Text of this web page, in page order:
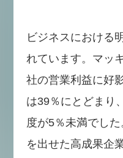
ビジネスにおける
れています。マッ
社の営業利益に好
は39％にとどまり
度が5％未満でし
を出せた高成果企